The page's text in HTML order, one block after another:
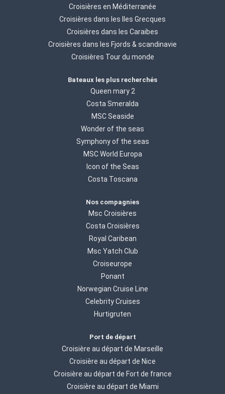
Croisières en Méditerranée
Croisières dans les Iles Grecques
Croisières dans les Caraibes
Croisières dans les Fjords & scandinavie
Croisières Tour du monde
Bateaux les plus recherchés
Queen mary 2
Costa Smeralda
MSC Seaside
Wonder of the seas
Symphony of the seas
MSC World Europa
Icon of the Seas
Costa Toscana
Nos compagnies
Msc Croisières
Costa Croisières
Royal Caribean
Msc Yatch Club
Croiseurope
Ponant
Norwegian Cruise Line
Celebrity Cruises
Hurtigruten
Port de départ
Croisière au départ de Marseille
Croisière au départ de Nice
Croisière au départ de Fort de france
Croisière au départ de Miami